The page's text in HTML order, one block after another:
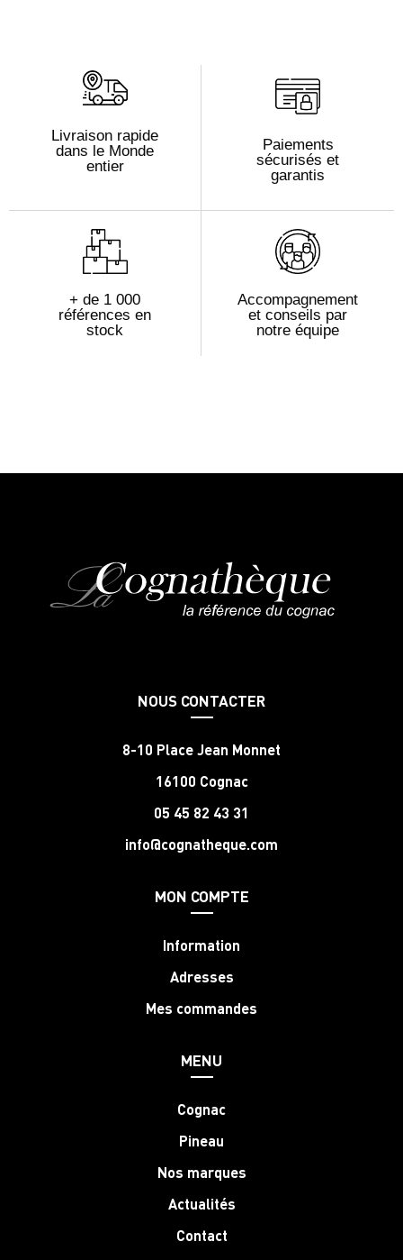
Livraison rapide
dans le Monde
entier
Paiements
sécurisés et
garantis
+ de 1 000
références en
stock
Accompagnement
et conseils par
notre équipe
NOUS CONTACTER
8-10 Place Jean Monnet
16100 Cognac
05 45 82 43 31
info@cognatheque.com
MON COMPTE
Information
Adresses
Mes commandes
MENU
Cognac
Pineau
Nos marques
Actualités
Contact